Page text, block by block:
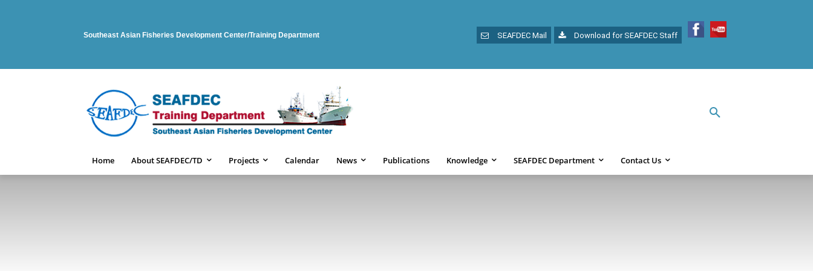
Southeast Asian Fisheries Development Center/Training Department SEAFDEC Mail Download for SEAFDEC Staff
Home About SEAFDEC/TD Projects Calendar News Publications Knowledge SEAFDEC Department Contact Us